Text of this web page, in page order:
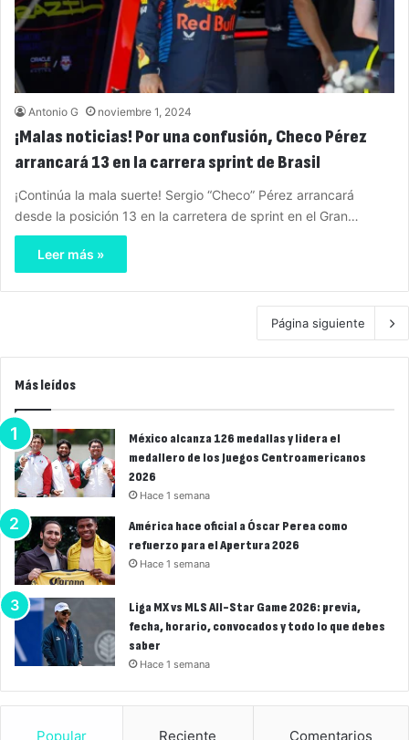
Antonio G noviembre 1, 2024
¡Malas noticias! Por una confusión, Checo Pérez
arrancará 13 en la carrera sprint de Brasil
¡Continúa la mala suerte! Sergio “Checo” Pérez arrancará
desde la posición 13 en la carretera de sprint en el Gran…
Leer más »
Página siguiente
Más leídos
México alcanza 126 medallas y lidera el
medallero de los Juegos Centroamericanos
2026
Hace 1 semana
América hace oficial a Óscar Perea como
refuerzo para el Apertura 2026
Hace 1 semana
Liga MX vs MLS All-Star Game 2026: previa,
fecha, horario, convocados y todo lo que debes
saber
Hace 1 semana
Popular Reciente Comentarios